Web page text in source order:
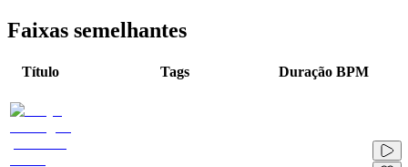
Faixas semelhantes
Título Tags Duração BPM